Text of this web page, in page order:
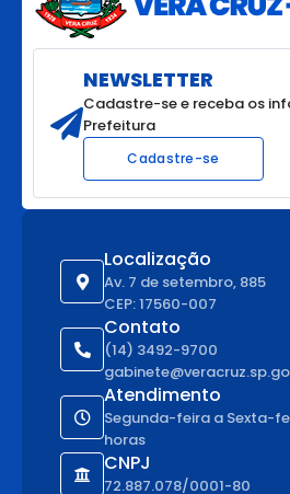
Localização
Av. 7 de setembro, 885
CEP: 17560-007
Contato
(14) 3492-9700
Atendimento
Segunda-feira a Sexta-
horas
CNPJ
72.887.078/0001-80
NEWSLETTER
Cadastre-se e receba os
Prefeitura
Cadastre-se